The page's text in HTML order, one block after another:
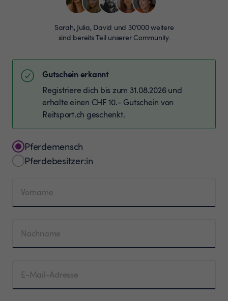
Sarah, Julia, David und 30’000 weitere
sind bereits Teil unserer Community.
Gutschein erkannt
Registriere dich bis zum 31.08.2026 und
erhalte einen CHF 10.- Gutschein von
Reitsport.ch geschenkt.
Pferdemensch
Pferdebesitzer:in
Vorname
Nachname
E-Mail-Adresse